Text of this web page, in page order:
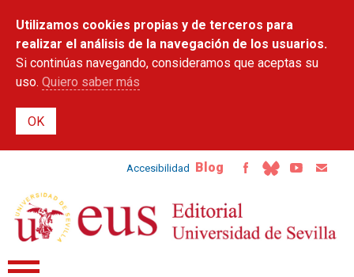
contenido
principal
Utilizamos cookies propias y de terceros para
realizar el análisis de la navegación de los usuarios.
Si continúas navegando, consideramos que aceptas su
uso. Quiero saber más
Accesibilidad Blog